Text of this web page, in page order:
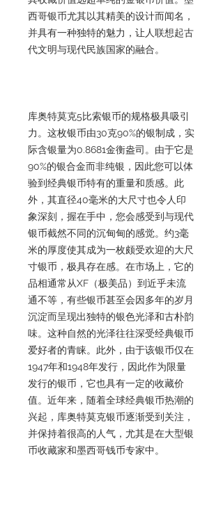
西哥银币尤其以其精美的设计而闻名，
并具有一种独特的魅力，让人联想起古
代文明与现代民族国家的融合。
库奥特莫克5比索银币的规格极具吸引
力。这枚银币由30克90%的银制成，实
际含银量为0.8681金衡盎司。由于它是
90%的银合金而非纯银，因此您可以体
验到经典银币特有的重量和质感。此
外，其直径40毫米的大尺寸也令人印
象深刻，握在手中，您会感受到与现代
银币截然不同的沉甸甸的感觉。约3毫
米的厚度使其成为一枚颇受欢迎的大尺
寸银币，极具存在感。在市场上，它的
品相通常从XF（极美品）到近乎未流
通不等，有些银币甚至会因多年的岁月
沉淀而呈现出独特的银色光泽和古朴韵
味。这种自然的光泽往往深受经典银币
爱好者的青睐。此外，由于该银币仅在
1947年和1948年发行，因此作为限量
发行的银币，它也具有一定的收藏价
值。近年来，随着全球经典银币热潮的
兴起，库奥特莫克银币逐渐受到关注，
并保持着很高的人气，尤其是在大型银
币收藏家和墨西哥钱币专家中。